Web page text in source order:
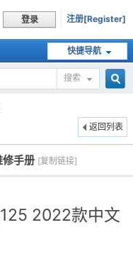
登录 注册[Register]
快捷导航
搜索
返回列表
修手册 [复制链接]
2022款中文